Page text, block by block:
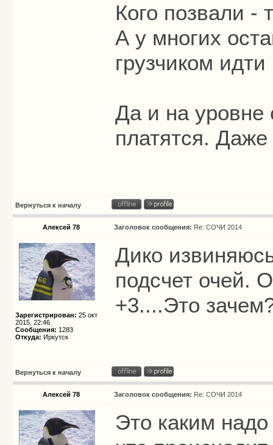
Кого позвали -
А у многих
грузчиком
Да и на уровне
платятся.
Вернуться к началу
Алексей 78 Заголовок сообщения: Re: СОЧИ 2014
Зарегистрирован: 25 окт
2015, 22:46
Сообщения: 1283
Откуда: Иркутск
Дико
подсчет очей.
+3....Это
Вернуться к началу
Алексей 78 Заголовок сообщения: Re: СОЧИ 2014
Это каким